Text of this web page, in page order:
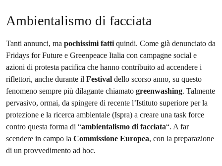
Ambientalismo di facciata
Tanti annunci, ma pochissimi fattiquindi. Come già denunciato da
Fridays for Future e Greenpeace Italia con campagne social e
azioni di protesta pacifica che hanno contribuito ad accendere i
riflettori, anche durante il Festival dello scorso anno, su questo
fenomeno sempre più dilagante chiamato greenwashing. Talmente
pervasivo, ormai, da spingere di recente l’Istituto superiore per la
protezione e la ricerca ambientale (Ispra) a creare una task force
contro questa forma di “ambientalismo di facciata“. A far
scendere in campo la Commissione Europea, con la preparazione
di un provvedimento ad hoc.